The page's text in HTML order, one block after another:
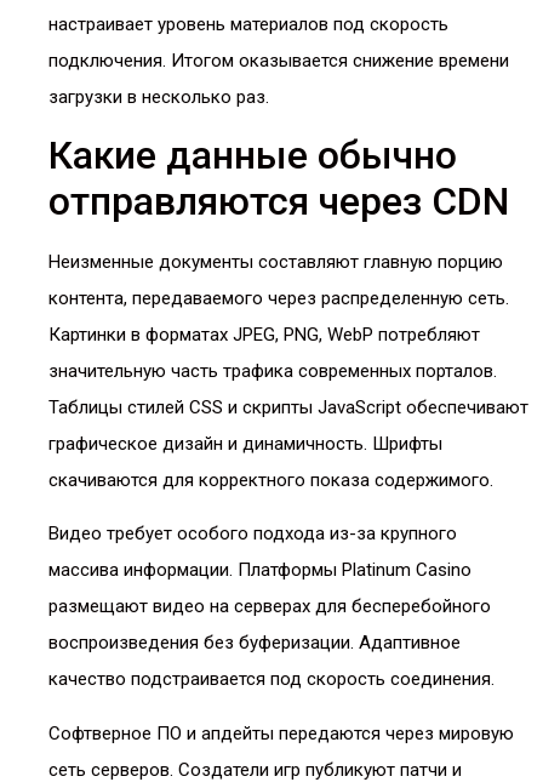
настраивает уровень материалов под скорость
подключения. Итогом оказывается снижение времени
загрузки в несколько раз.
Какие данные обычно
отправляются через CDN
Неизменные документы составляют главную порцию
контента, передаваемого через распределенную сеть.
Картинки в форматах JPEG, PNG, WebP потребляют
значительную часть трафика современных порталов.
Таблицы стилей CSS и скрипты JavaScript обеспечивают
графическое дизайн и динамичность. Шрифты
скачиваются для корректного показа содержимого.
Видео требует особого подхода из-за крупного
массива информации. Платформы Platinum Casino
размещают видео на серверах для бесперебойного
воспроизведения без буферизации. Адаптивное
качество подстраивается под скорость соединения.
Софтверное ПО и апдейты передаются через мировую
сеть серверов. Создатели игр публикуют патчи и